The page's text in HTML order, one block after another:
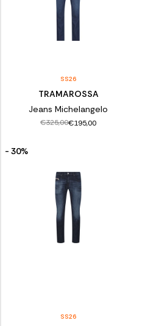
SS26
TRAMAROSSA
Jeans Michelangelo
€325,00€195,00
- 30%
SS26